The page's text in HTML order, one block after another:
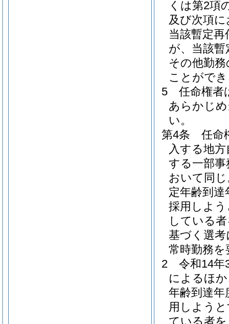
くは第2項
及び次項
当該暫定
が、当該
その他勤
ことがで
5
任命権者
あらかじ
い。
第4条
任命
入する地
する一部
おいて同じ
定年齢到
採用しよ
している
基づく選
常時勤務
2
令和14年
によるほ
年齢到達
用しよう
ている者